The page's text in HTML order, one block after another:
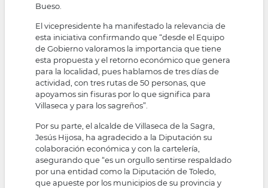
Bueso.
El vicepresidente ha manifestado la relevancia de
esta iniciativa confirmando que “desde el Equipo
de Gobierno valoramos la importancia que tiene
esta propuesta y el retorno económico que genera
para la localidad, pues hablamos de tres días de
actividad, con tres rutas de 50 personas, que
apoyamos sin fisuras por lo que significa para
Villaseca y para los sagreños”.
Por su parte, el alcalde de Villaseca de la Sagra,
Jesús Hijosa, ha agradecido a la Diputación su
colaboración económica y con la cartelería,
asegurando que “es un orgullo sentirse respaldado
por una entidad como la Diputación de Toledo,
que apueste por los municipios de su provincia y